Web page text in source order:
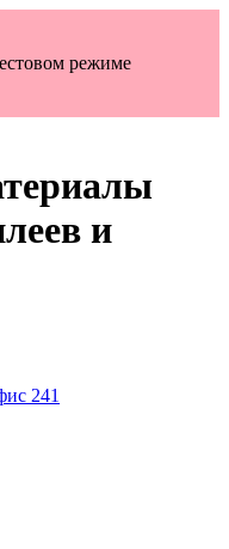
режиме
и
241